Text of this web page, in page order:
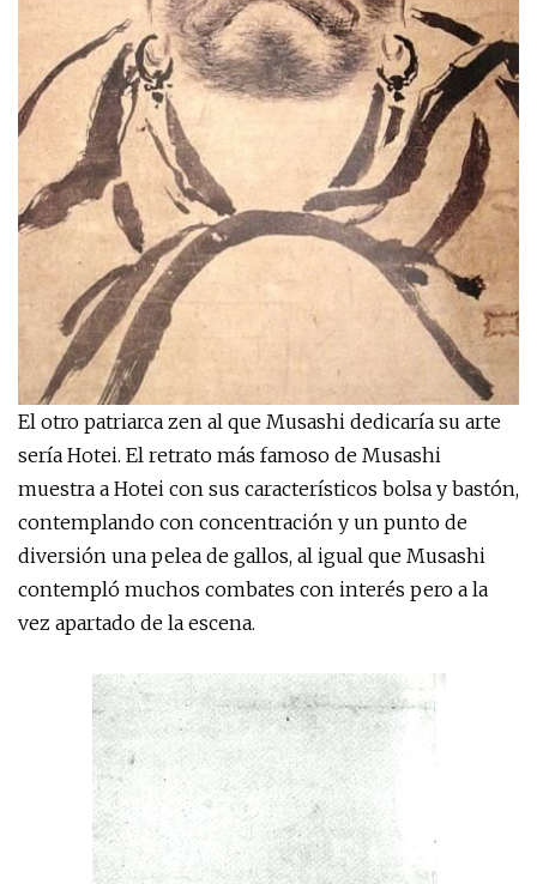
El otro patriarca zen al que Musashi dedicaría su arte
sería Hotei. El retrato más famoso de Musashi
muestra a Hotei con sus característicos bolsa y bastón,
contemplando con concentración y un punto de
diversión una pelea de gallos, al igual que Musashi
contempló muchos combates con interés pero a la
vez apartado de la escena.